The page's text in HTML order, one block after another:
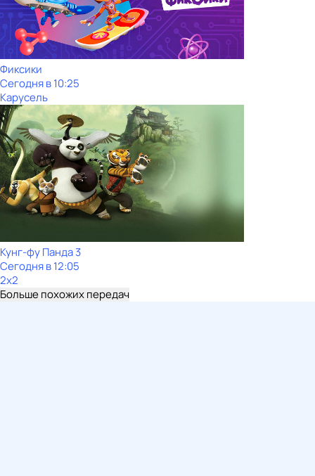
Фиксики
Сегодня в 10:25
Карусель
Кунг-фу Панда 3
Сегодня в 12:05
2x2
Больше похожих передач